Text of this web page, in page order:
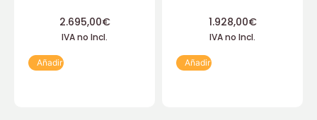
2.695,00€
IVA no Incl.
Añadir
1.928,00€
IVA no Incl.
Añadir